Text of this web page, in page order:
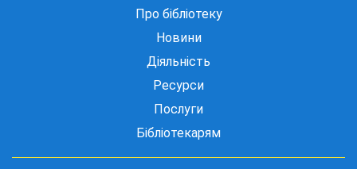
Про бібліотеку
Новини
Діяльність
Ресурси
Послуги
Бібліотекарям